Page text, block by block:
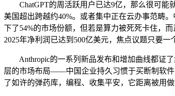
ChatGPT的周活跃用户已达9亿，那么很可能
美国超出跨越约40%。或者集中正在云办事范畴
下了54%的市场份额，但若是算力被死死卡住，
2025年净利润已达到500亿美元，焦点议题只要一
Anthropic的一系列新品发布和增加曲线都证了
层的市场布局——中国企业持久习惯于买断制软
了如许的弹药库，编程、收集平安，它距离被用